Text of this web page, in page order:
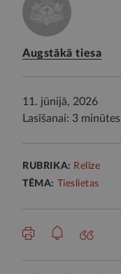
Augstākā tiesa
11. jūnijā, 2026
Lasīšanai: 3 minūtes
RUBRIKA: Relīze
TĒMA:
Tieslietas